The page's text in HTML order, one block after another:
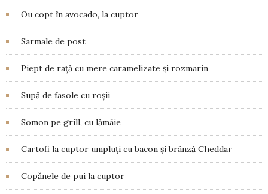
Ou copt în avocado, la cuptor
Sarmale de post
Piept de rață cu mere caramelizate și rozmarin
Supă de fasole cu roșii
Somon pe grill, cu lămâie
Cartofi la cuptor umpluți cu bacon și brânză Cheddar
Copănele de pui la cuptor